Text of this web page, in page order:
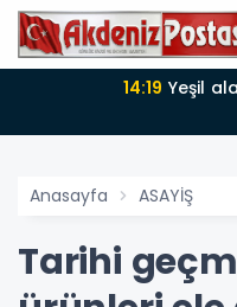
Anasayfa ASAYİŞ
Tarihi